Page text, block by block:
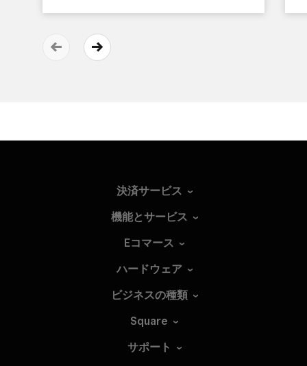
決済サービス
機能とサービス
Eコマース
ハードウェア
ビジネスの種類
Square
サポート